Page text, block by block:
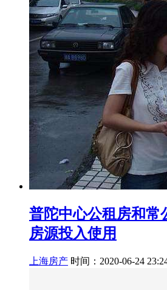
普陀中心公租房和常
房源投入使用
上海房产 时间：2020-06-24